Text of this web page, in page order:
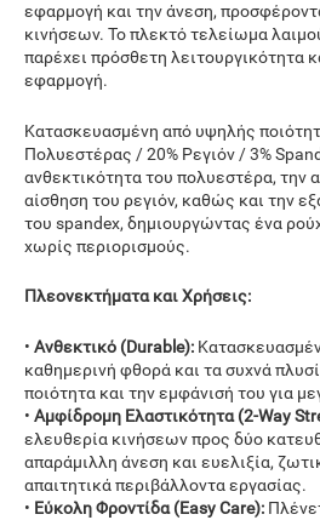
εφαρμογή και την άνεση,
κινήσεων. Το πλεκτό τελείωμα
παρέχει πρόσθετη λειτουργικότητα
εφαρμογή.
Κατασκευασμένη από υψηλής
Πολυεστέρας / 20% Ρεγιόν / 3%
ανθεκτικότητα του πολυεστέρα, την
αίσθηση του ρεγιόν, καθώς και την
του spandex, δημιουργώντας ένα
χωρίς περιορισμούς.
Πλεονεκτήματα και Χρήσεις:
• Ανθεκτικό (Durable):
καθημερινή φθορά και τα συχνά
ποιότητα και την εμφάνισή του για
• Αμφίδρομη Ελαστικότητα (2-Way
ελευθερία κινήσεων προς δύο
απαράμιλλη άνεση και ευελιξία,
απαιτητικά περιβάλλοντα εργασίας.
• Εύκολη Φροντίδα (Easy Care):